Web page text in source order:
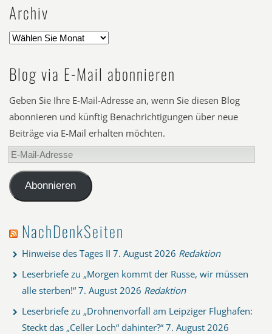
Archiv
Blog via E-Mail abonnieren
Geben Sie Ihre E-Mail-Adresse an, wenn Sie diesen Blog
abonnieren und künftig Benachrichtigungen über neue
Beiträge via E-Mail erhalten möchten.
E-
Mail-
AdresseAbonnieren
NachDenkSeiten
Hinweise des Tages II 7. August 2026 Redaktion
Leserbriefe zu „Morgen kommt der Russe, wir müssen
alle sterben!“ 7. August 2026 Redaktion
Leserbriefe zu „Drohnenvorfall am Leipziger Flughafen:
Steckt das „Celler Loch“ dahinter?“ 7. August 2026